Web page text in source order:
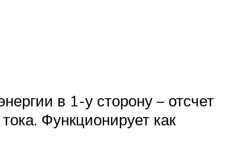
в 1-у сторону – отсчет
Функционирует как